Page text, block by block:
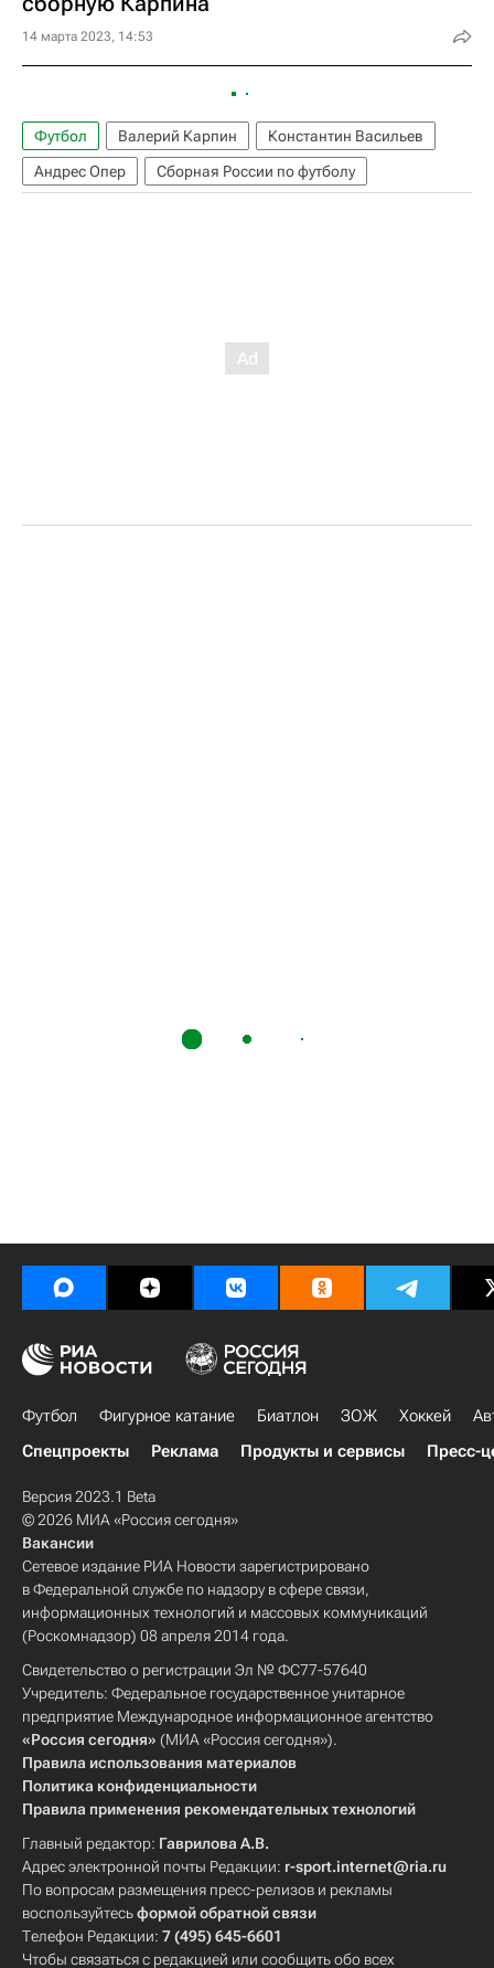
14 марта 2023, 14:53
Футбол Валерий Карпин
Константин Васильев
Андрес Опер
Сборная России по футболу
Футбол Фигурное катание Биатлон ЗОЖ Хоккей
Спецпроекты
Реклама Продукты и сервисы Пресс-
Версия 2023.1 Beta
© 2026 МИА «Россия сегодня»
Вакансии
Сетевое издание РИА Новости зарегистрировано
в Федеральной службе по надзору в сфере связи,
информационных технологий и массовых коммуникаций
(Роскомнадзор) 08 апреля 2014 года.
Свидетельство о регистрации Эл № ФС77-57640
Учредитель: Федеральное государственное унитарное
предприятие Международное информационное агентство
«Россия сегодня» (МИА «Россия сегодня»).
Правила использования материалов
Политика конфиденциальности
Правила применения рекомендательных технологий
Главный редактор: Гаврилова А.В.
Адрес электронной почты Редакции: r-sport.internet@ria.ru
По вопросам размещения пресс-релизов и рекламы
воспользуйтесьформой обратной связи
Телефон Редакции: 7 (495) 645-6601
Чтобы связаться с редакцией или сообщить обо всех